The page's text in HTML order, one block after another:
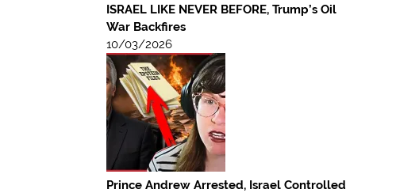
ISRAEL LIKE NEVER BEFORE, Trump’s Oil
War Backfires
10/03/2026
Prince Andrew Arrested, Israel Controlled